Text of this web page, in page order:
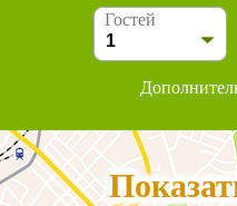
Гостей